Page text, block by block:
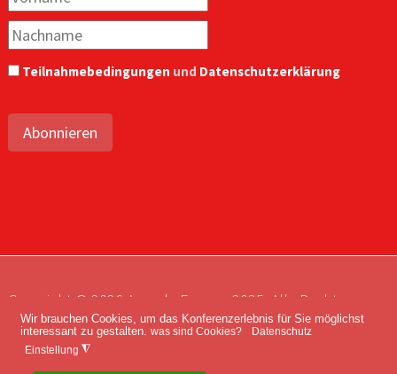
Wir brauchen Cookies, um das Konferenzerlebnis für Sie möglichst
interessant zu gestalten. was sind Cookies? Datenschutz
Einstellung ◮
Teilnahmebedingungen und Datenschutzerklärung
Abonnieren
Copyright © 2026 Agenda Europe 2035. Alle Rechte
vorbehalten.